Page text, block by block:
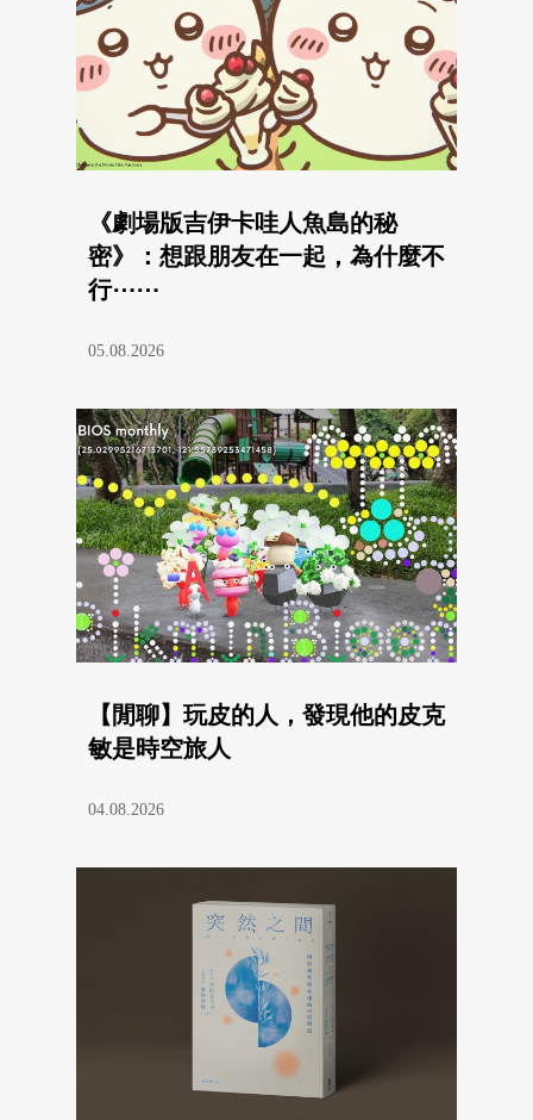
《劇場版吉伊卡哇人魚島的秘
密》：想跟朋友在一起，為什麼不
行⋯⋯
05.08.2026
【閒聊】玩皮的人，發現他的皮克
敏是時空旅人
04.08.2026